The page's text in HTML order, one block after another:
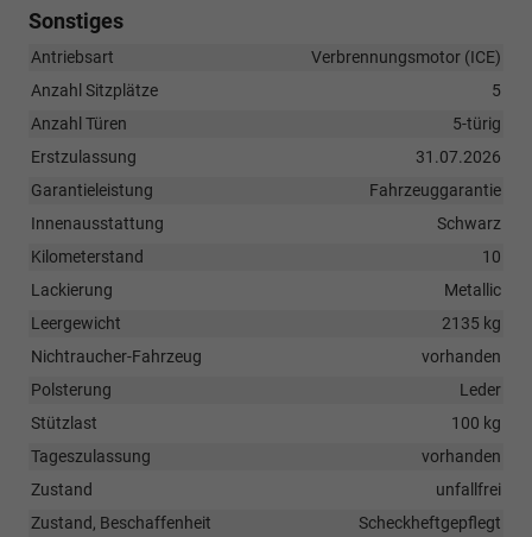
Sonstiges
Antriebsart
Verbrennungsmotor (ICE)
Anzahl Sitzplätze
5
Anzahl Türen
5-türig
Erstzulassung
31.07.2026
Garantieleistung
Fahrzeuggarantie
Innenausstattung
Schwarz
Kilometerstand
10
Lackierung
Metallic
Leergewicht
2135 kg
Nichtraucher-Fahrzeug
vorhanden
Polsterung
Leder
Stützlast
100 kg
Tageszulassung
vorhanden
Zustand
unfallfrei
Zustand, Beschaffenheit
Scheckheftgepflegt